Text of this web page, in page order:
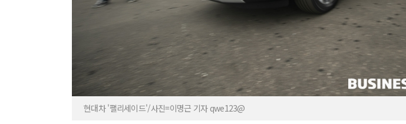
현대차 '팰리세이드'/사진=이명근 기자 qwe123@